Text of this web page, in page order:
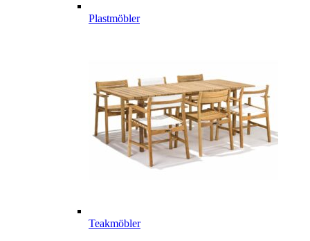
Plastmöbler
Teakmöbler